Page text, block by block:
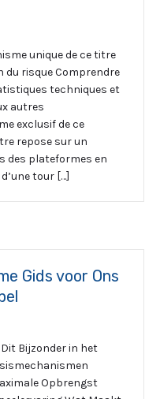
unique de ce titre
du risque Comprendre
techniques et
autres
exclusif de ce
repose sur un
des plateformes en
tour […]
Gids voor Ons
Bijzonder in het
Opbrengst